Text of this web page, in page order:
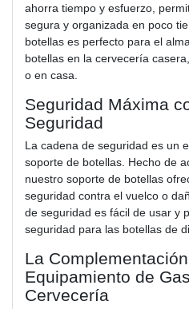
ahorra tiempo y esfuerzo,
segura y organizada en poco
botellas es perfecto para el
botellas en la cervecería
o en casa.
Seguridad Máxima
Seguridad
La cadena de seguridad es un
soporte de botellas. Hecho de
nuestro soporte de botellas
seguridad contra el vuelco o
de seguridad es fácil de usar y
seguridad para las botellas de
La
Equipamiento de
Cervecería